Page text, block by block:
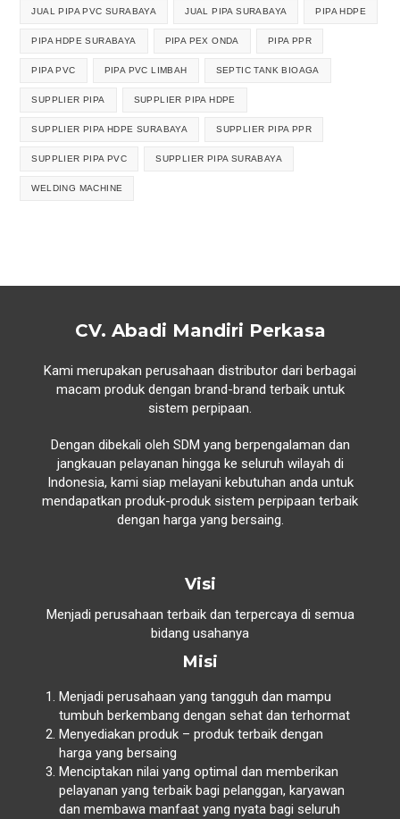
JUAL PIPA PVC SURABAYA JUAL PIPA SURABAYA PIPA HDPE
PIPA HDPE SURABAYA PIPA PEX ONDA PIPA PPR
PIPA PVC PIPA PVC LIMBAH SEPTIC TANK BIOAGA
SUPPLIER PIPA SUPPLIER PIPA HDPE
SUPPLIER PIPA HDPE SURABAYA SUPPLIER PIPA PPR
SUPPLIER PIPA PVC SUPPLIER PIPA SURABAYA
WELDING MACHINE
CV. Abadi Mandiri Perkasa
Kami merupakan perusahaan distributor dari berbagai
macam produk dengan brand-brand terbaik untuk
sistem perpipaan.
Dengan dibekali oleh SDM yang berpengalaman dan
jangkauan pelayanan hingga ke seluruh wilayah di
Indonesia, kami siap melayani kebutuhan anda untuk
mendapatkan produk-produk sistem perpipaan terbaik
dengan harga yang bersaing.
Visi
Menjadi perusahaan terbaik dan terpercaya di semua
bidang usahanya
Misi
Menjadi perusahaan yang tangguh dan mampu
tumbuh berkembang dengan sehat dan terhormat
Menyediakan produk – produk terbaik dengan
harga yang bersaing
Menciptakan nilai yang optimal dan memberikan
pelayanan yang terbaik bagi pelanggan, karyawan
dan membawa manfaat yang nyata bagi seluruh